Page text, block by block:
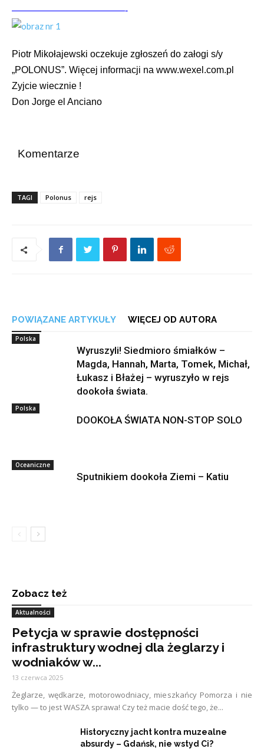
————————————-
Piotr Mikołajewski oczekuje zgłoszeń do załogi s/y
„POLONUS”. Więcej informacji na www.wexel.com.pl
Zyjcie wiecznie !
Don Jorge el Anciano
Komentarze
TAGI Polonus rejs
POWIĄZANE ARTYKUŁY WIĘCEJ OD AUTORA
Polska
Wyruszyli! Siedmioro śmiałków –
Magda, Hannah, Marta, Tomek, Michał,
Łukasz i Błażej – wyruszyło w rejs
dookoła świata.
Polska
DOOKOŁA ŚWIATA NON-STOP SOLO
Oceaniczne
Sputnikiem dookoła Ziemi – Katiu
Zobacz też
Aktualności
Petycja w sprawie dostępności
infrastruktury wodnej dla żeglarzy i
wodniaków w...
13 czerwca 2025
Żeglarze, wędkarze, motorowodniacy, mieszkańcy Pomorza i nie
tylko — to jest WASZA sprawa! Czy też macie dość tego, że...
Historyczny jacht kontra muzealne
absurdy – Gdańsk, nie wstyd Ci?